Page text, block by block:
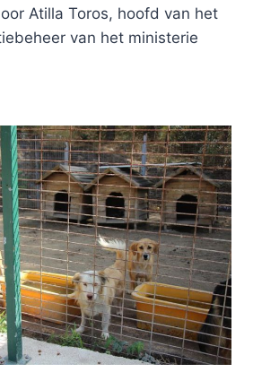
Atilla Toros, hoofd van het
van het ministerie